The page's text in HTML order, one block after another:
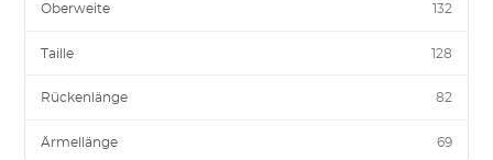
Oberweite 132
Taille 128
Rückenlänge 82
Ärmellänge 69